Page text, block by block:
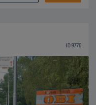
ID 9776